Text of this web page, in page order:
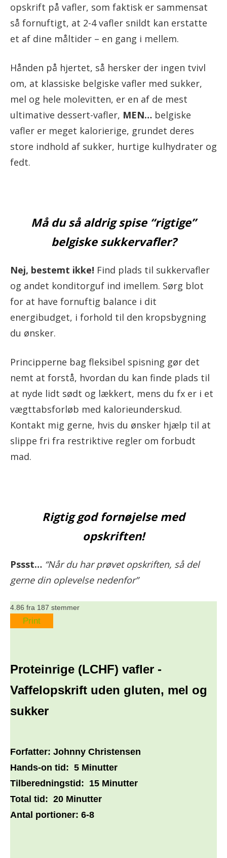
opskrift på vafler, som faktisk er sammensat
så fornuftigt, at 2-4 vafler snildt kan erstatte
et af dine måltider – en gang i mellem.
Hånden på hjertet, så hersker der ingen tvivl
om, at klassiske belgiske vafler med sukker,
mel og hele molevitten, er en af de mest
ultimative dessert-vafler, MEN… belgiske
vafler er meget kalorierige, grundet deres
store indhold af sukker, hurtige kulhydrater og
fedt.
Må du så aldrig spise “rigtige”
belgiske sukkervafler?
Nej, bestemt ikke! Find plads til sukkervafler
og andet konditorguf ind imellem. Sørg blot
for at have fornuftig balance i dit
energibudget, i forhold til den kropsbygning
du ønsker.
Principperne bag fleksibel spisning gør det
nemt at forstå, hvordan du kan finde plads til
at nyde lidt sødt og lækkert, mens du fx er i et
vægttabsforløb med kalorieunderskud.
Kontakt mig gerne, hvis du ønsker hjælp til at
slippe fri fra restriktive regler om forbudt
mad.
Rigtig god fornøjelse med
opskriften!
Pssst… “Når du har prøvet opskriften, så del
gerne din oplevelse nedenfor”
4.86 fra 187 stemmer
Print
Proteinrige (LCHF) vafler -
Vaffelopskrift uden gluten, mel og
sukker
Forfatter: Johnny Christensen
Hands-on tid: 5 Minutter
Tilberedningstid: 15 Minutter
Total tid: 20 Minutter
Antal portioner: 6-8